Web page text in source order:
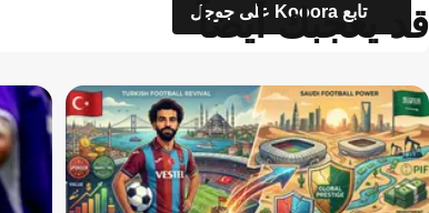
تابع Kooora على جوجل
قد يعجبك أيضاً